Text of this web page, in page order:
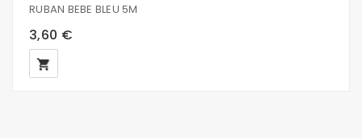
RUBAN BEBE BLEU 5M
3,60 €
local_grocery_store